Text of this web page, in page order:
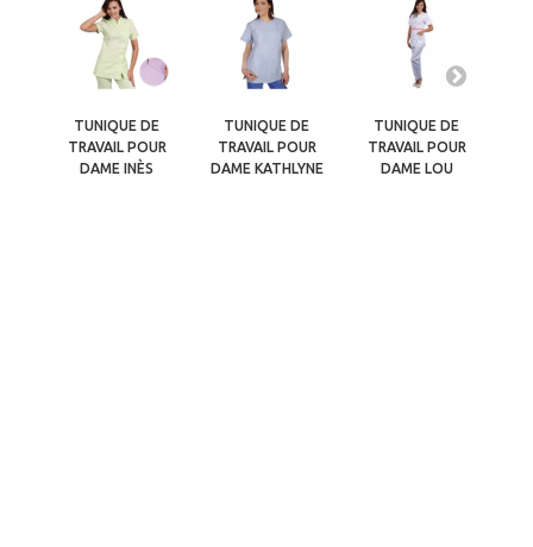
TUNIQUE DE
TRAVAIL POUR
DAME INÈS
TUNIQUE DE
TRAVAIL POUR
DAME KATHLYNE
TUNIQUE DE
TRAVAIL POUR
DAME LOU